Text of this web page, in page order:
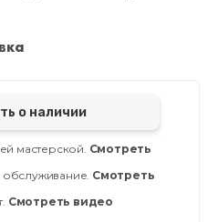
о наличии
мастерской. Смотреть
Смотреть
Смотреть видео